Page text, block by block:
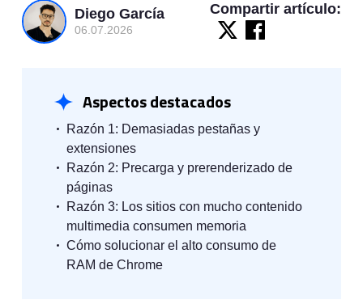
Diego García
06.07.2026
Compartir artículo:
Aspectos destacados
Razón 1: Demasiadas pestañas y
extensiones
Razón 2: Precarga y prerenderizado de
páginas
Razón 3: Los sitios con mucho contenido
multimedia consumen memoria
Cómo solucionar el alto consumo de
RAM de Chrome